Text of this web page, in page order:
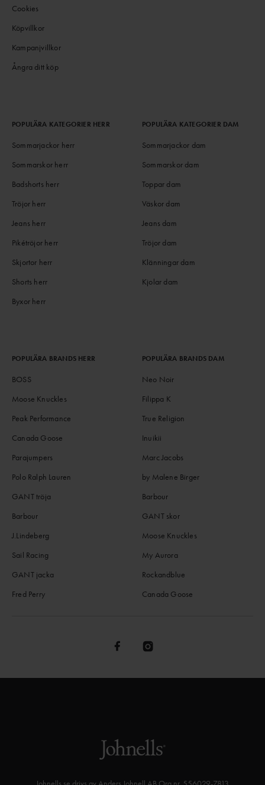
Cookies
Köpvillkor
Kampanjvillkor
Ångra ditt köp
POPULÄRA KATEGORIER HERR
Sommarjackor herr
Sommarskor herr
Badshorts herr
Tröjor herr
Jeans herr
Pikétröjor herr
Skjortor herr
Shorts herr
Byxor herr
POPULÄRA KATEGORIER DAM
Sommarjackor dam
Sommarskor dam
Toppar dam
Väskor dam
Jeans dam
Tröjor dam
Klänningar dam
Kjolar dam
POPULÄRA BRANDS HERR
BOSS
Moose Knuckles
Peak Performance
Canada Goose
Parajumpers
Polo Ralph Lauren
GANT tröja
Barbour
J.Lindeberg
Sail Racing
GANT jacka
Fred Perry
POPULÄRA BRANDS DAM
Neo Noir
Filippa K
True Religion
Inuikii
Marc Jacobs
by Malene Birger
Barbour
GANT skor
Moose Knuckles
My Aurora
Rockandblue
Canada Goose